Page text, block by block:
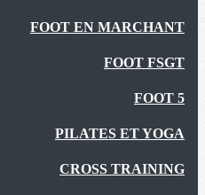
FOOT EN MARCHANT
FOOT FSGT
FOOT 5
PILATES ET YOGA
CROSS TRAINING